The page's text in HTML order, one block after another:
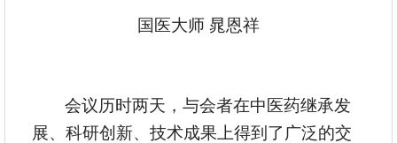
国医大师 晁恩祥
会议历时两天，与会者在中医药继承发
展、科研创新、技术成果上得到了广泛的交